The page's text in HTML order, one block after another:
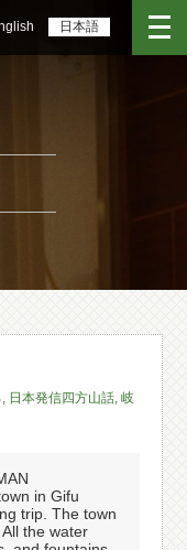
日本語
, 日本発信四方山話,岐
in Gifu
trip. The town
the water